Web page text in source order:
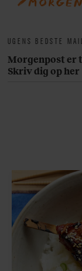
UGENS BEDSTE MAIL
Morgenpost er
Skriv dig op her